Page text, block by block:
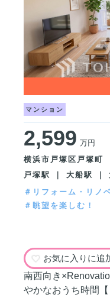
マンション
2,599 万円
横浜市戸塚区戸塚町
戸塚駅 ｜ 大船駅 ｜
＃リフォーム・リノ
＃眺望を楽しむ！
お気に入りに追
南西向き
やかなおうち時間